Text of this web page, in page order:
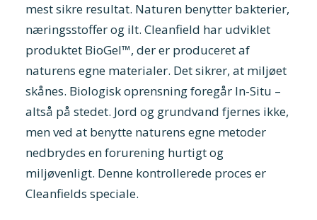
mest sikre resultat. Naturen benytter bakterier,
næringsstoffer og ilt. Cleanfield har udviklet
produktet BioGel™, der er produceret af
naturens egne materialer. Det sikrer, at miljøet
skånes. Biologisk oprensning foregår In-Situ –
altså på stedet. Jord og grundvand fjernes ikke,
men ved at benytte naturens egne metoder
nedbrydes en forurening hurtigt og
miljøvenligt. Denne kontrollerede proces er
Cleanfields speciale.